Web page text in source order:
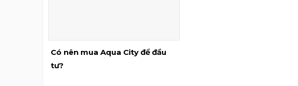
Có nên mua Aqua City để đầu
tư?